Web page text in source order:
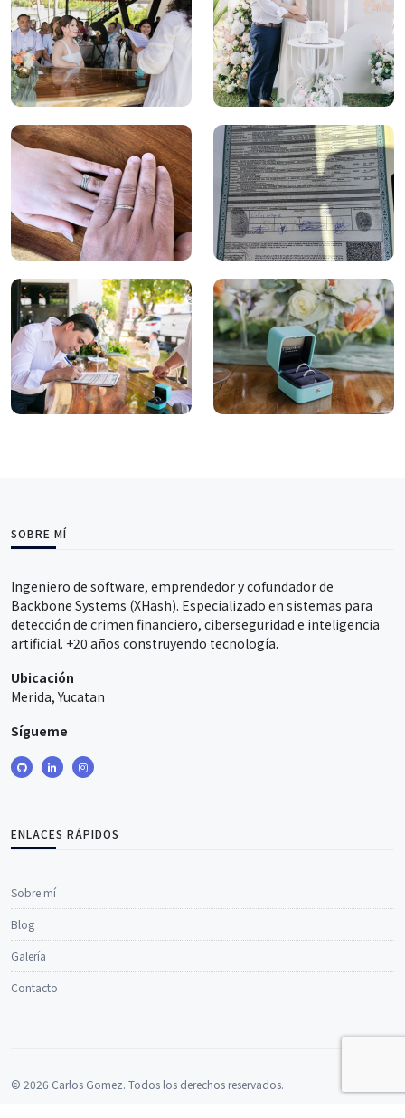
SOBRE MÍ
Ingeniero de software, emprendedor y cofundador de
Backbone Systems (XHash). Especializado en sistemas para
detección de crimen financiero, ciberseguridad e inteligencia
artificial. +20 años construyendo tecnología.
Ubicación
Merida, Yucatan
Sígueme
ENLACES RÁPIDOS
Sobre mí
Blog
Galería
Contacto
© 2026 Carlos Gomez. Todos los derechos reservados.